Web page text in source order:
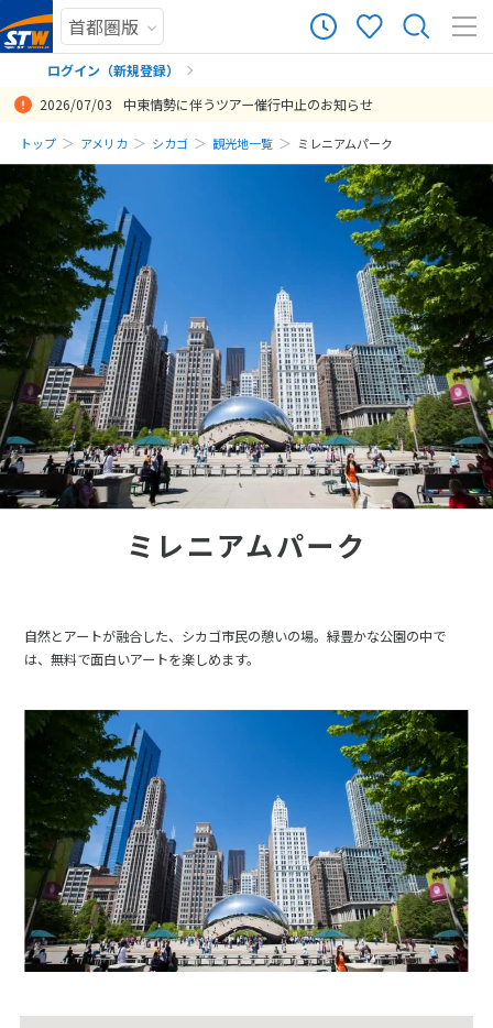
ログイン（新規登録）
まだ履歴がありません
まだ登録がありません
2026/07/03 中東情勢に伴うツアー催行中止のお知らせ
トップ アメリカ シカゴ 観光地一覧 ミレニアムパーク
ミレニアムパーク
自然とアートが融合した、シカゴ市民の憩いの場。緑豊かな公園の中で
は、無料で面白いアートを楽しめます。